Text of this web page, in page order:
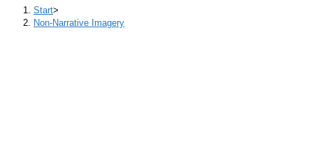
Start>
Non-Narrative Imagery